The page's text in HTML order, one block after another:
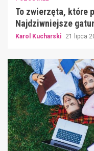
To zwierzęta, które
Najdziwniejsze
Karol Kucharski 21 lipca